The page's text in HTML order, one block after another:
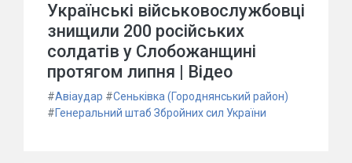
Українські військовослужбовці
знищили 200 російських
солдатів у Слобожанщині
протягом липня | Відео
#Авіаудар #Сеньківка (Городнянський район)
#Генеральний штаб Збройних сил України